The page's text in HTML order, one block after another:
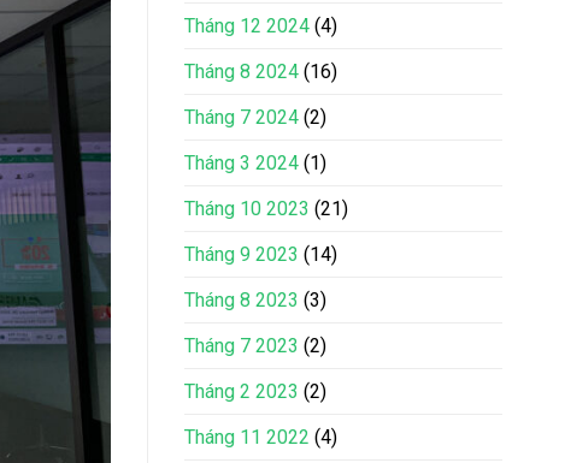
Tháng 12 2024 (4)
Tháng 8 2024 (16)
Tháng 7 2024 (2)
Tháng 3 2024 (1)
Tháng 10 2023 (21)
Tháng 9 2023 (14)
Tháng 8 2023 (3)
Tháng 7 2023 (2)
Tháng 2 2023 (2)
Tháng 11 2022 (4)